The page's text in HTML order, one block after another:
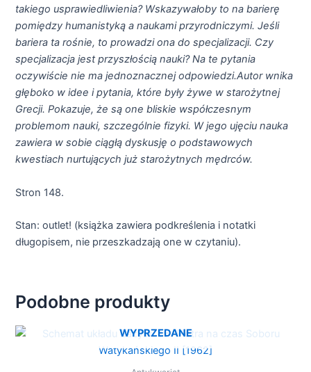
takiego usprawiedliwienia? Wskazywałoby to na barierę
pomiędzy humanistyką a naukami przyrodniczymi. Jeśli
bariera ta rośnie, to prowadzi ona do specjalizacji. Czy
specjalizacja jest przyszłością nauki? Na te pytania
oczywiście nie ma jednoznacznej odpowiedzi.Autor wnika
głęboko w idee i pytania, które były żywe w starożytnej
Grecji. Pokazuje, że są one bliskie współczesnym
problemom nauki, szczególnie fizyki. W jego ujęciu nauka
zawiera w sobie ciągłą dyskusję o podstawowych
kwestiach nurtujących już starożytnych mędrców.
Stron 148.
Stan: outlet! (książka zawiera podkreślenia i notatki
długopisem, nie przeszkadzają one w czytaniu).
Podobne produkty
WYPRZEDANE